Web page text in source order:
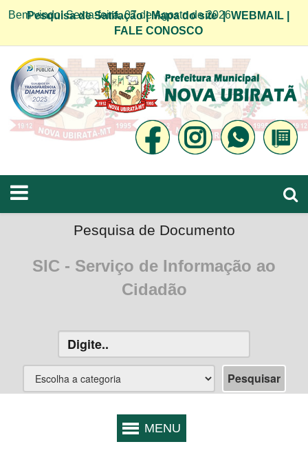
Bem vindo! Sexta-feira, 07 de Agosto de 2026
Pesquisa de Satifação|Mapa do site|WEBMAIL
FALE CONOSCO
Pesquisa de Documento
SIC - Serviço de Informação ao
Cidadão